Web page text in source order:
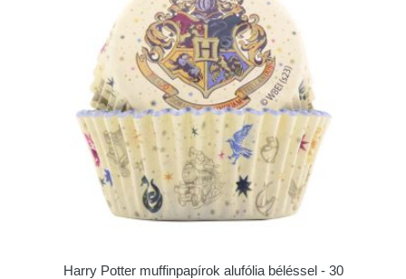
Harry Potter muffinpapírok alufólia béléssel - 30